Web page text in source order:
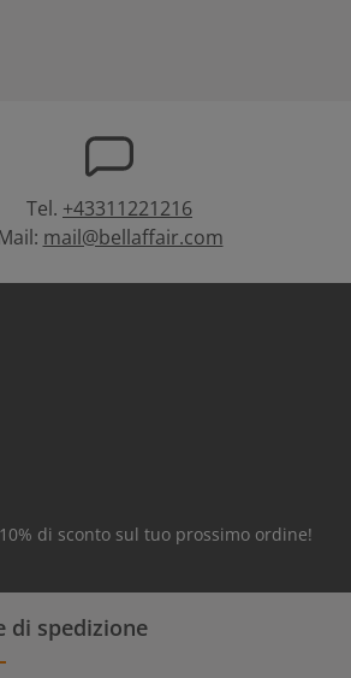
Tel. +43311221216
mail@bellaffair.com
di sconto sul tuo prossimo ordine!
di spedizione